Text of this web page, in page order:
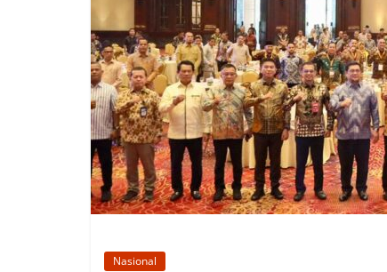
Nasional